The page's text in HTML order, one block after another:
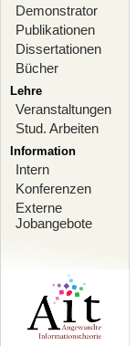
Demonstrator
Publikationen
Dissertationen
Bücher
Lehre
Veranstaltungen
Stud. Arbeiten
Information
Intern
Konferenzen
Externe
Jobangebote